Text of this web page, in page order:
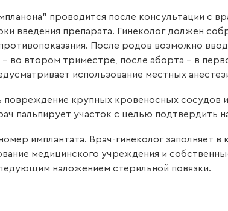
проводится после консультации с
введения препарата. Гинеколог должен
После родов возможно
– во втором триместре, после аборта – в
использование местных
крупных кровеносных сосудов
пальпирует участок с целью подтвердить
имплантата. Врач-гинеколог заполняет в
медицинского учреждения и
наложением стерильной повязки.